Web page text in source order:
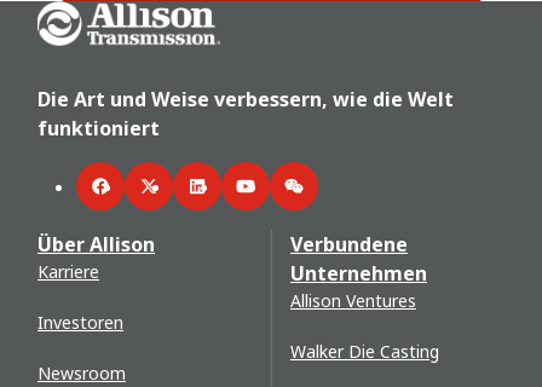
Go Home
Die Art und Weise verbessern, wie die Welt
funktioniert
FacebookTwitterLinkedInYouTubeWeChat
Über Allison
Karriere
Investoren
Newsroom
Verbundene
Unternehmen
Allison Ventures
Walker Die Casting